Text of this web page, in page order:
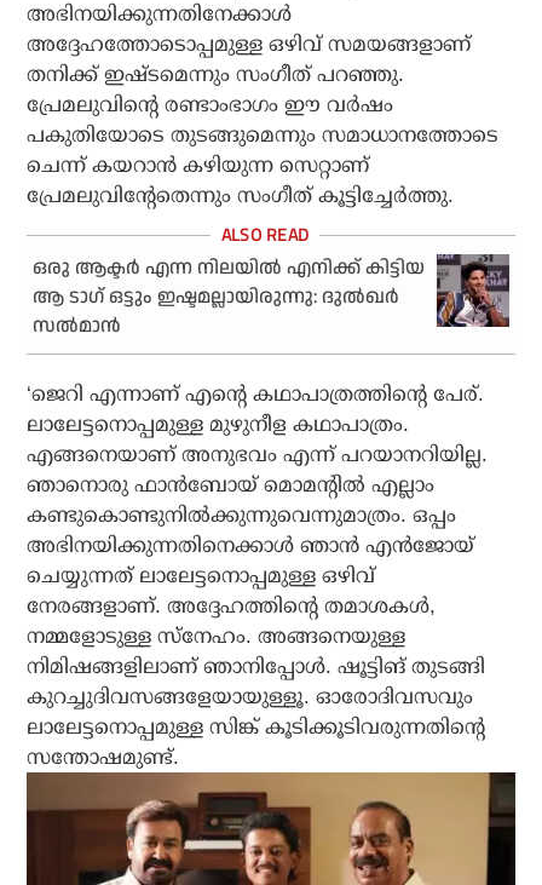
അഭിനയിക്കുന്നതിനേക്കാൾ
അദ്ദേഹത്തോടൊപ്പമുള്ള ഒഴിവ് സമയങ്ങളാണ്
തനിക്ക് ഇഷ്ടമെന്നും സംഗീത് പറഞ്ഞു.
പ്രേമലുവിന്റെ രണ്ടാംഭാഗം ഈ വർഷം
പകുതിയോടെ തുടങ്ങുമെന്നും സമാധാനത്തോടെ
ചെന്ന് കയറാൻ കഴിയുന്ന സെറ്റാണ്
പ്രേമലുവിന്റേതെന്നും സംഗീത് കൂട്ടിച്ചേർത്തു.
ഒരു ആക്ടർ എന്ന നിലയിൽ എനിക്ക് കിട്ടിയ
ആ ടാഗ് ഒട്ടും ഇഷ്ടമല്ലായിരുന്നു: ദുൽഖർ
സൽമാൻ
‘ജെറി എന്നാണ് എന്റെ കഥാപാത്രത്തിന്റെ പേര്.
ലാലേട്ടനൊപ്പമുള്ള മുഴുനീള കഥാപാത്രം.
എങ്ങനെയാണ് അനുഭവം എന്ന് പറയാനറിയില്ല.
ഞാനൊരു ഫാൻബോയ് മൊമന്റിൽ എല്ലാം
കണ്ടുകൊണ്ടുനിൽക്കുന്നുവെന്നുമാത്രം. ഒപ്പം
അഭിനയിക്കുന്നതിനെക്കാൾ ഞാൻ എൻജോയ്
ചെയ്യുന്നത് ലാലേട്ടനൊപ്പമുള്ള ഒഴിവ്
നേരങ്ങളാണ്. അദ്ദേഹത്തിന്റെ തമാശകൾ,
നമ്മളോടുള്ള സ്നേഹം. അങ്ങനെയുള്ള
നിമിഷങ്ങളിലാണ് ഞാനിപ്പോൾ. ഷൂട്ടിങ് തുടങ്ങി
കുറച്ചുദിവസങ്ങളേയായുള്ളൂ. ഓരോദിവസവും
ലാലേട്ടനൊപ്പമുള്ള സിങ്ക് കൂടിക്കൂടിവരുന്നതിന്റെ
സന്തോഷമുണ്ട്.